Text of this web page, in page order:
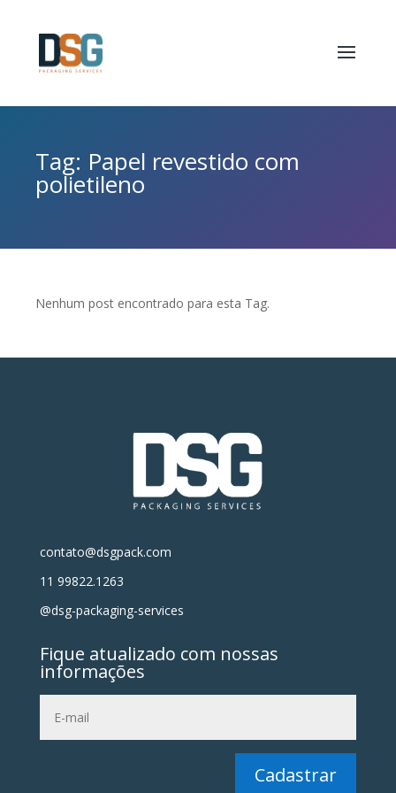
Tag: Papel revestido com
polietileno
Nenhum post encontrado para esta Tag.
contato@dsgpack.com
11 99822.1263
@dsg-packaging-services
Fique atualizado com nossas
informações
Cadastrar